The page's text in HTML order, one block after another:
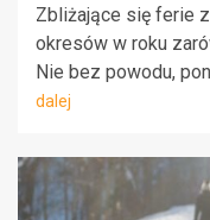
Zbliżające się ferie
okresów w roku
Nie bez powodu,
dalej